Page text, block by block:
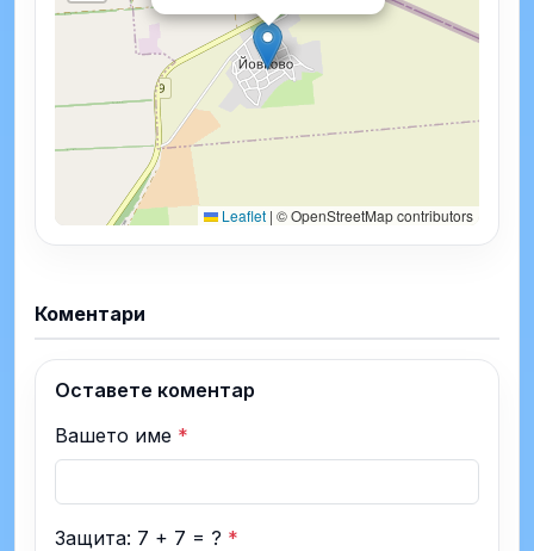
Leaflet | © OpenStreetMap contributors
Коментари
Оставете коментар
Вашето име *
Защита: 7 + 7 = ? *